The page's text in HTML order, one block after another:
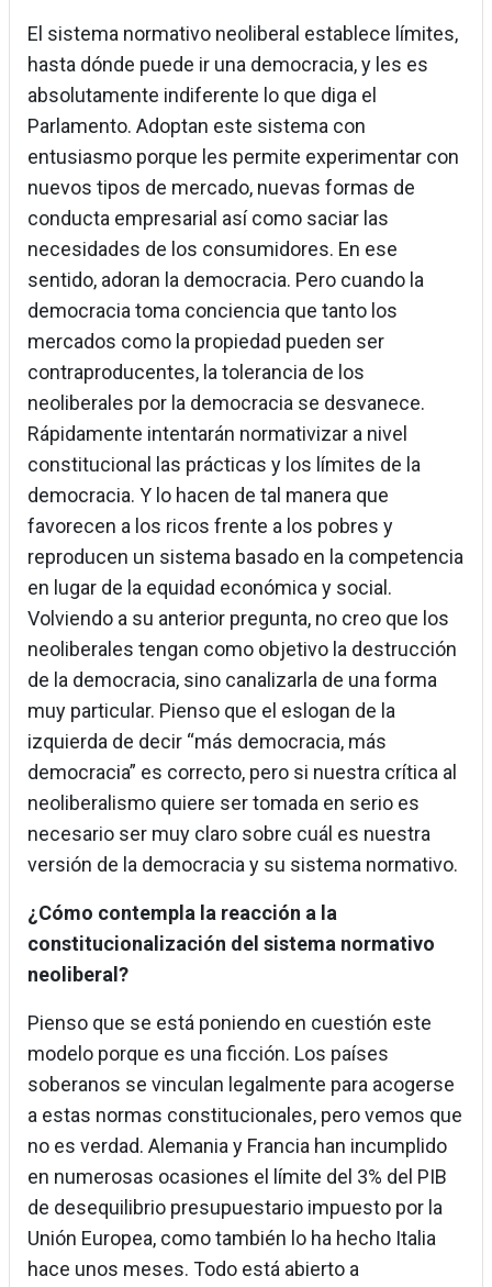
El sistema normativo neoliberal establece límites,
hasta dónde puede ir una democracia, y les es
absolutamente indiferente lo que diga el
Parlamento. Adoptan este sistema con
entusiasmo porque les permite experimentar con
nuevos tipos de mercado, nuevas formas de
conducta empresarial así como saciar las
necesidades de los consumidores. En ese
sentido, adoran la democracia. Pero cuando la
democracia toma conciencia que tanto los
mercados como la propiedad pueden ser
contraproducentes, la tolerancia de los
neoliberales por la democracia se desvanece.
Rápidamente intentarán normativizar a nivel
constitucional las prácticas y los límites de la
democracia. Y lo hacen de tal manera que
favorecen a los ricos frente a los pobres y
reproducen un sistema basado en la competencia
en lugar de la equidad económica y social.
Volviendo a su anterior pregunta, no creo que los
neoliberales tengan como objetivo la destrucción
de la democracia, sino canalizarla de una forma
muy particular. Pienso que el eslogan de la
izquierda de decir “más democracia, más
democracia” es correcto, pero si nuestra crítica al
neoliberalismo quiere ser tomada en serio es
necesario ser muy claro sobre cuál es nuestra
versión de la democracia y su sistema normativo.
¿Cómo contempla la reacción a la
constitucionalización del sistema normativo
neoliberal?
Pienso que se está poniendo en cuestión este
modelo porque es una ficción. Los países
soberanos se vinculan legalmente para acogerse
a estas normas constitucionales, pero vemos que
no es verdad. Alemania y Francia han incumplido
en numerosas ocasiones el límite del 3% del PIB
de desequilibrio presupuestario impuesto por la
Unión Europea, como también lo ha hecho Italia
hace unos meses. Todo está abierto a